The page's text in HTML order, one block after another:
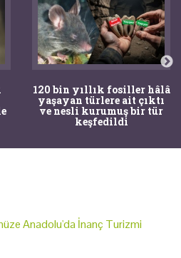
120 bin yıllık fosiller hâlâ
yaşayan türlere ait çıktı
ve nesli kurumuş bir tür
keşfedildi
Anadolu'da İnanç Turizmi